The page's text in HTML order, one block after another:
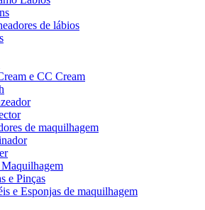
de lábios
e CC Cream
de maquilhagem
e Pinças
e Esponjas de maquilhagem